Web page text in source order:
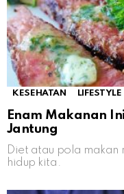
KESEHATAN LIFESTYLE
Enam Makanan
Jantung
Diet atau pola
hidup kita.